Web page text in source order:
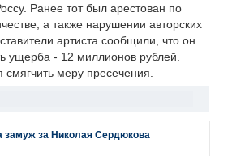
Ранее тот был арестован по
а также нарушении авторских
артиста сообщили, что он
ущерба - 12 миллионов рублей.
смягчить меру пресечения.
замуж за Николая Сердюкова